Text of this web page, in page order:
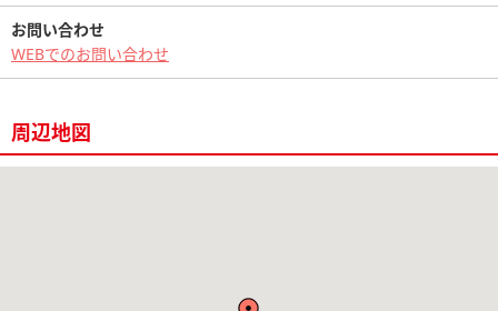
お問い合わせ
WEBでのお問い合わせ
周辺地図